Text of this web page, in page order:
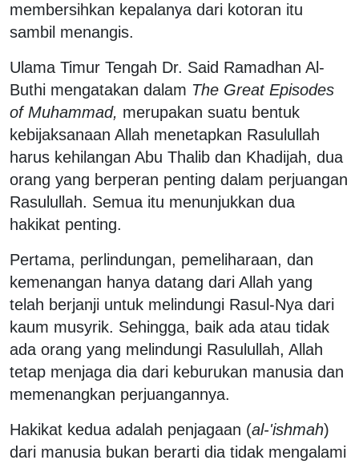
membersihkan kepalanya dari kotoran itu
sambil menangis.
Ulama Timur Tengah Dr. Said Ramadhan Al-
Buthi mengatakan dalam The Great Episodes
of Muhammad, merupakan suatu bentuk
kebijaksanaan Allah menetapkan Rasulullah
harus kehilangan Abu Thalib dan Khadijah, dua
orang yang berperan penting dalam perjuangan
Rasulullah. Semua itu menunjukkan dua
hakikat penting.
Pertama, perlindungan, pemeliharaan, dan
kemenangan hanya datang dari Allah yang
telah berjanji untuk melindungi Rasul-Nya dari
kaum musyrik. Sehingga, baik ada atau tidak
ada orang yang melindungi Rasulullah, Allah
tetap menjaga dia dari keburukan manusia dan
memenangkan perjuangannya.
Hakikat kedua adalah penjagaan (al-'ishmah)
dari manusia bukan berarti dia tidak mengalami